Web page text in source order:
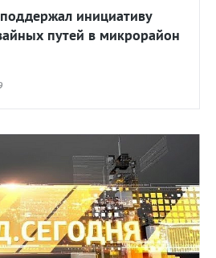
инициативу
путей в микрорайон